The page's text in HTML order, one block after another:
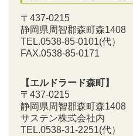
〒437-0215
静岡県周智郡森町森1408
TEL.0538-85-0101(代）
FAX.0538-85-0171
【エルドラード森町】
〒437-0215
静岡県周智郡森町森1408
サステン株式会社内
TEL.0538-31-2251(代）